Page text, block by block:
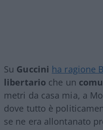
Su Guccini ha ragione
libertario che un
metri da casa mia, a
dove tutto è
se ne era allontanato